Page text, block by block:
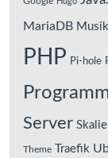
MariaDB Musik
PHP Pi-hole
Server
Theme Traefik